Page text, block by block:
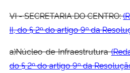
VI - SECRETARIA DO CENTRO:
II, do § 2º do artigo 9º da
a)Núcleo de Infraestrutura
do § 2º do artigo 9º da